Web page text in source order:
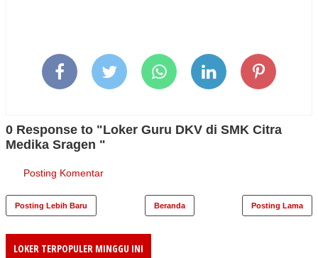
0 Response to "Loker Guru DKV di SMK Citra
Medika Sragen "
Posting Komentar
Posting Lebih Baru Posting Lama
Beranda
LOKER TERPOPULER MINGGU INI